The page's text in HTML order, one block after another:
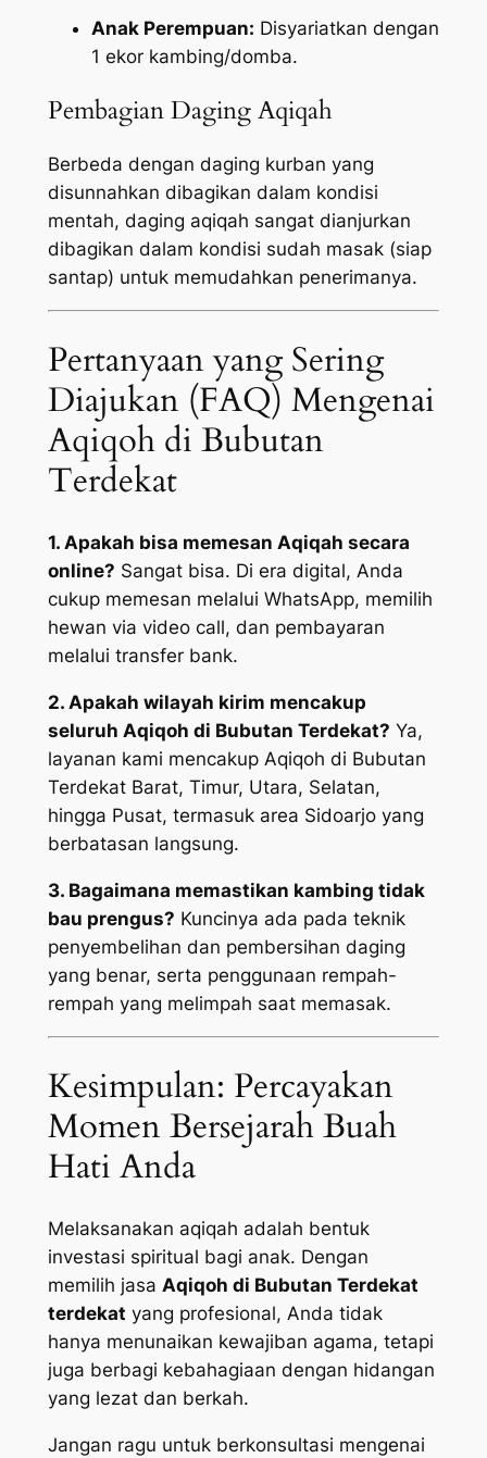
Anak Perempuan: Disyariatkan dengan
1 ekor kambing/domba.
Pembagian Daging Aqiqah
Berbeda dengan daging kurban yang
disunnahkan dibagikan dalam kondisi
mentah, daging aqiqah sangat dianjurkan
dibagikan dalam kondisi sudah masak (siap
santap) untuk memudahkan penerimanya.
Pertanyaan yang Sering
Diajukan (FAQ) Mengenai
Aqiqoh di Bubutan
Terdekat
1. Apakah bisa memesan Aqiqah secara
online? Sangat bisa. Di era digital, Anda
cukup memesan melalui WhatsApp, memilih
hewan via video call, dan pembayaran
melalui transfer bank.
2. Apakah wilayah kirim mencakup
seluruh Aqiqoh di Bubutan Terdekat? Ya,
layanan kami mencakup Aqiqoh di Bubutan
Terdekat Barat, Timur, Utara, Selatan,
hingga Pusat, termasuk area Sidoarjo yang
berbatasan langsung.
3. Bagaimana memastikan kambing tidak
bau prengus? Kuncinya ada pada teknik
penyembelihan dan pembersihan daging
yang benar, serta penggunaan rempah-
rempah yang melimpah saat memasak.
Kesimpulan: Percayakan
Momen Bersejarah Buah
Hati Anda
Melaksanakan aqiqah adalah bentuk
investasi spiritual bagi anak. Dengan
memilih jasa Aqiqoh di Bubutan Terdekat
terdekat yang profesional, Anda tidak
hanya menunaikan kewajiban agama, tetapi
juga berbagi kebahagiaan dengan hidangan
yang lezat dan berkah.
Jangan ragu untuk berkonsultasi mengenai